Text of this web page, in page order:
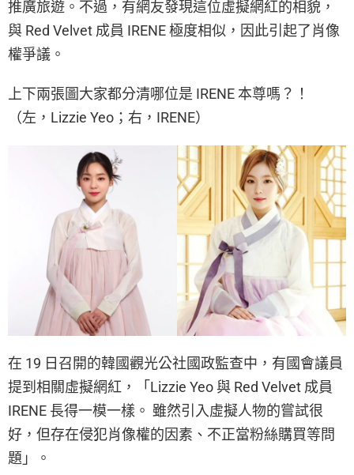
推廣旅遊。不過，有網友發現這位虛擬網紅的相貌，
與 Red Velvet 成員 IRENE 極度相似，因此引起了肖像
權爭議。
上下兩張圖大家都分清哪位是 IRENE 本尊嗎？！
（左，Lizzie Yeo；右，IRENE）
在 19 日召開的韓國觀光公社國政監查中，有國會議員
提到相關虛擬網紅，「Lizzie Yeo 與 Red Velvet 成員
IRENE 長得一模一樣。 雖然引入虛擬人物的嘗試很
好，但存在侵犯肖像權的因素、不正當粉絲購買等問
題」。